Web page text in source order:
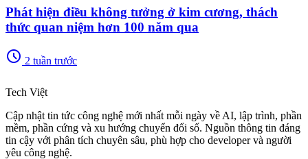
Phát hiện điều không tưởng ở kim cương, thách
thức quan niệm hơn 100 năm qua
schedule 2 tuần trước
Tech Việt
Cập nhật tin tức công nghệ mới nhất mỗi ngày về AI, lập trình, phần
mềm, phần cứng và xu hướng chuyển đổi số. Nguồn thông tin đáng
tin cậy với phân tích chuyên sâu, phù hợp cho developer và người
yêu công nghệ.